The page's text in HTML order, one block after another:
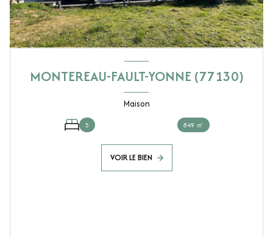
MONTEREAU-FAULT-YONNE (77130)
Maison
5 849 ㎡
VOIR LE BIEN